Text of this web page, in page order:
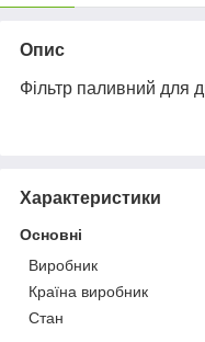
Опис
Фільтр паливний для
Характеристики
Основні
Виробник
Країна виробник
Стан